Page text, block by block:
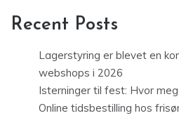
Recent Posts
Lagerstyring er blevet en
webshops i 2026
Isterninger til fest: Hvor
Online tidsbestilling hos